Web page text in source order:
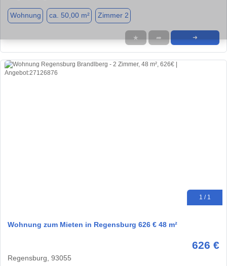
Wohnung ca. 50,00 m² Zimmer 2
★ ➦ ➜
1 / 1
Wohnung zum Mieten in Regensburg 626 € 48 m²
626 €
Regensburg, 93055